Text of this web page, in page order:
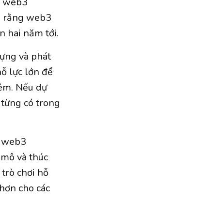
rằng web3
hai năm tới.
và phát
lực lớn để
Nếu dự
có trong
và thúc
chơi hỗ
cho các